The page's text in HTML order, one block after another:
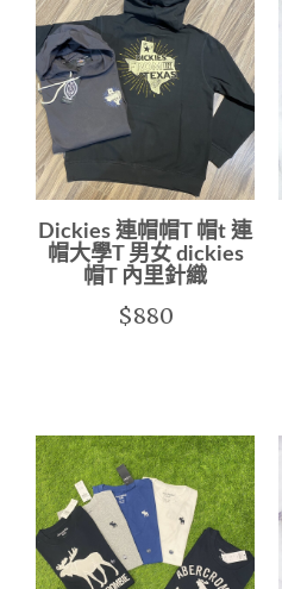
Dickies 連帽帽T 帽t 連
帽大學T 男女 dickies
帽T 內里針織
$880